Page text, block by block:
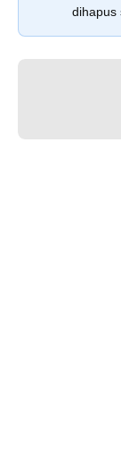
dihapus